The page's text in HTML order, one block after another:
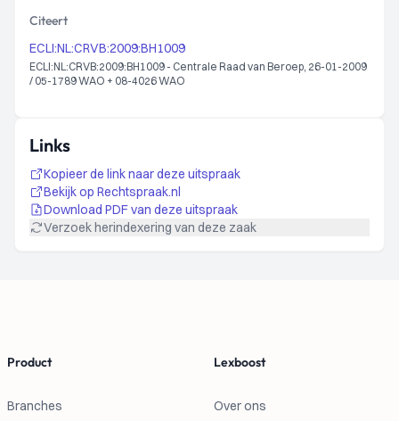
Citeert
ECLI:NL:CRVB:2009:BH1009
ECLI:NL:CRVB:2009:BH1009 - Centrale Raad van Beroep, 26-01-2009
/ 05-1789 WAO + 08-4026 WAO
Links
Kopieer de link naar deze uitspraak
Bekijk op Rechtspraak.nl
Download PDF van deze uitspraak
Verzoek herindexering van deze zaak
Product
Branches
Lexboost
Over ons